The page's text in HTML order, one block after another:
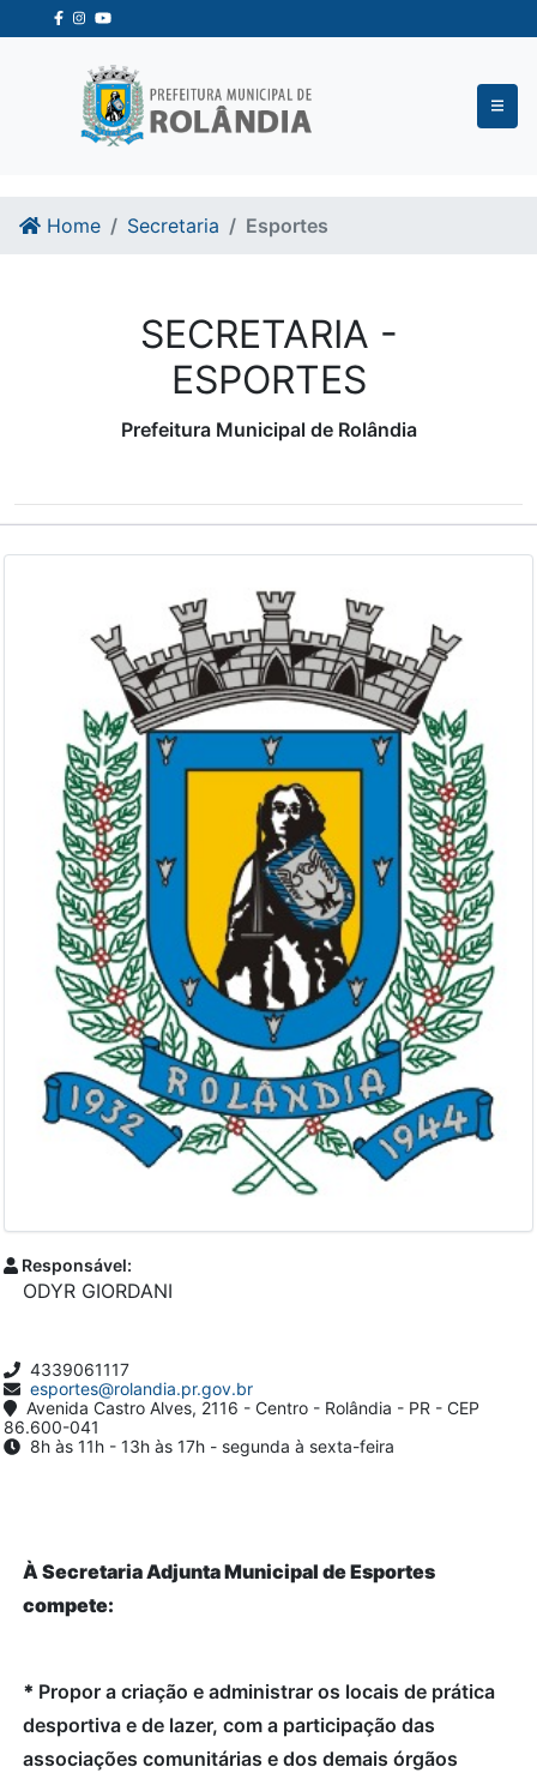
Ir para o conteudo
Ir para o fim do conteudo
Home Secretaria Esportes
SECRETARIA -
ESPORTES
Prefeitura Municipal de Rolândia
Responsável:
ODYR GIORDANI
4339061117
esportes@rolandia.pr.gov.br
Avenida Castro Alves, 2116 - Centro - Rolândia - PR - CEP
86.600-041
8h às 11h - 13h às 17h - segunda à sexta-feira
À Secretaria Adjunta Municipal de Esportes
compete:
* Propor a criação e administrar os locais de prática
desportiva e de lazer, com a participação das
associações comunitárias e dos demais órgãos